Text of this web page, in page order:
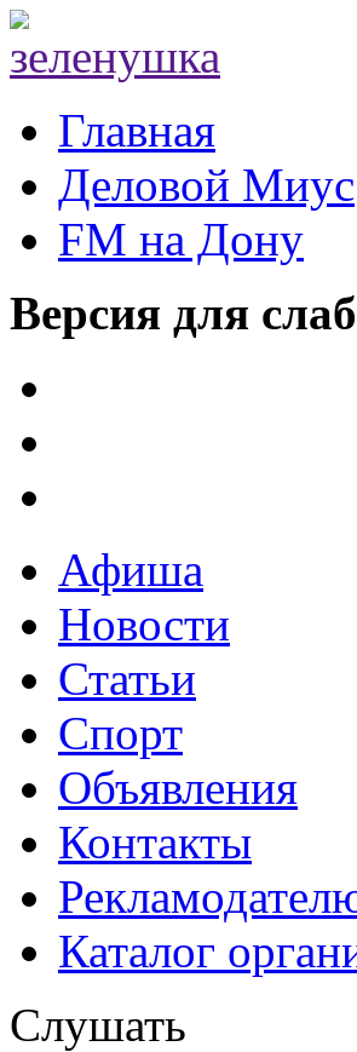
Главная
Деловой Миус
FM на Дону
Версия для
Афиша
Новости
Статьи
Спорт
Объявления
Контакты
Каталог
Слушать